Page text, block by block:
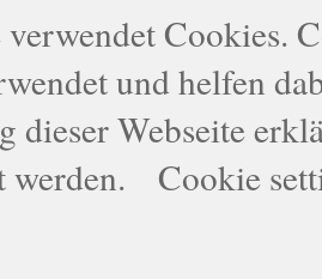
verwendet Cookies.
und helfen
dieser Webseite
werden.
Cookie